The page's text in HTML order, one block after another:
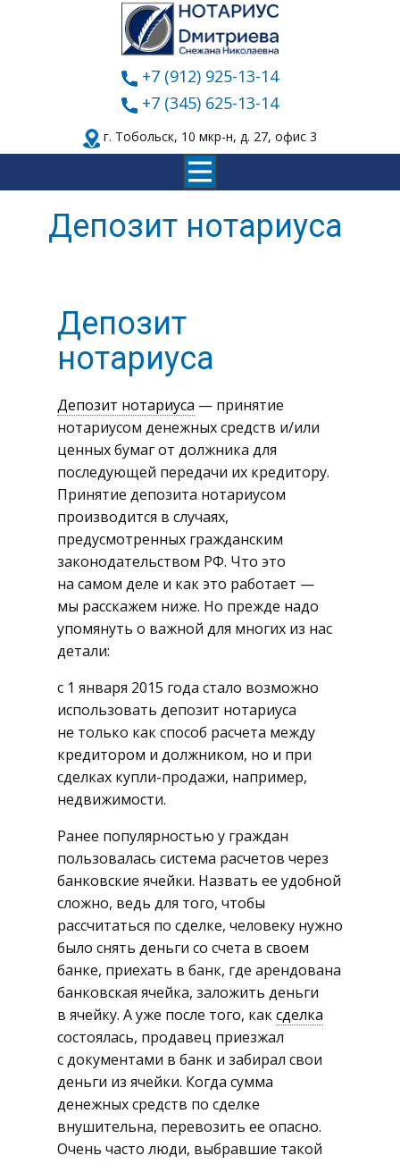
+7 (912) 925-13-14
​г. Тобольск, 10 мкр-н, д. 27, офис 3
+7 (345) 625-13-14
Депозит нотариуса
Депозит
нотариуса
Депозит нотариуса — принятие
нотариусом денежных средств и/или
ценных бумаг от должника для
последующей передачи их кредитору.
Принятие депозита нотариусом
производится в случаях,
предусмотренных гражданским
законодательством РФ. Что это
на самом деле и как это работает —
мы расскажем ниже. Но прежде надо
упомянуть о важной для многих из нас
детали:
с 1 января 2015 года стало возможно
использовать депозит нотариуса
не только как способ расчета между
кредитором и должником, но и при
сделках купли-продажи, например,
недвижимости.
Ранее популярностью у граждан
пользовалась система расчетов через
банковские ячейки. Назвать ее удобной
сложно, ведь для того, чтобы
рассчитаться по сделке, человеку нужно
было снять деньги со счета в своем
банке, приехать в банк, где арендована
банковская ячейка, заложить деньги
в ячейку. А уже после того, каксделка
состоялась, продавец приезжал
с документами в банк и забирал свои
деньги из ячейки. Когда сумма
денежных средств по сделке
внушительна, перевозить ее опасно.
Очень часто люди, выбравшие такой